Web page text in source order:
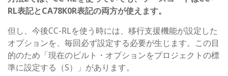
RL表記とCA78K0R表記の両方が使えます。
但し、今後CC-RLを使う時には、移行支援機能が設定した
オプションを、毎回必ず設定する必要が生じます。この目
的のため「現在のビルト・オプションをプロジェクトの標
準に設定する（S）」があります。